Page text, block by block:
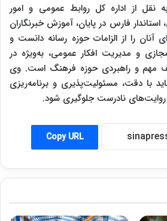
نقل از اداره کل روابط عمومی و امور
استاندار فارس در پایان، آموزش خبرنگاران
را از الزامات حوزه رسانه دانست و
و مدیریت افکار عمومی، به‌ویژه در
مهم و راهبردی حوزه فرهنگ است. وی
با دقت، مسئولیت‌پذیری و برنامه‌ریزی
نادرست جلوگیری شود.
Copy URL